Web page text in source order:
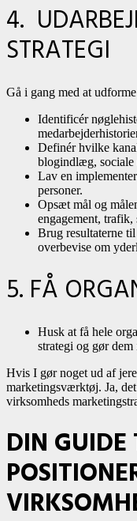
4.
STRATEGI
Gå i gang med at
Identificér
Definér hvilke
blogindlæg, sociale
Lav en
personer.
Opsæt mål og
engagement, trafik,
Brug resultaterne
overbevise om
5. FÅ
Husk at få hele
strategi og gør
Hvis I gør noget ud af
marketingsværktøj. Ja,
virksomheds
DIN